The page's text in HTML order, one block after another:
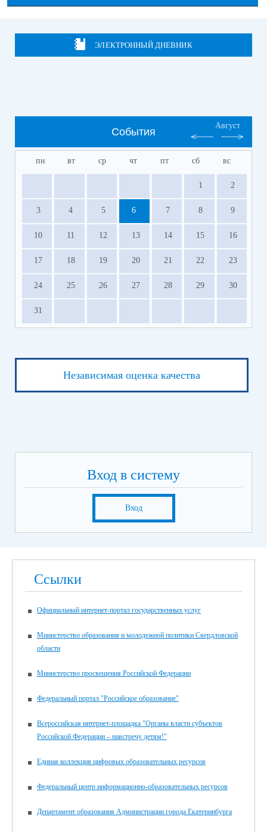
ЭЛЕКТРОННЫЙ ДНЕВНИК
События
Август
пн вт ср чт пт сб вс
1 2
3 4 5 6 7 8 9
10 11 12 13 14 15 16
17 18 19 20 21 22 23
24 25 26 27 28 29 30
31
Независимая оценка качества
Вход в систему
Вход
Ссылки
Официальный интернет-портал государственных услуг
Министерство образования и молодежной политики Свердловской
области
Министерство просвещения Российской Федерации
Федеральный портал "Российское образование"
Всероссийская интернет-площадка "Органы власти субъектов
Российской Федерации – навстречу детям!"
Единая коллекция цифровых образовательных ресурсов
Федеральный центр информационно-образовательных ресурсов
Департамент образования Администрации города Екатеринбурга